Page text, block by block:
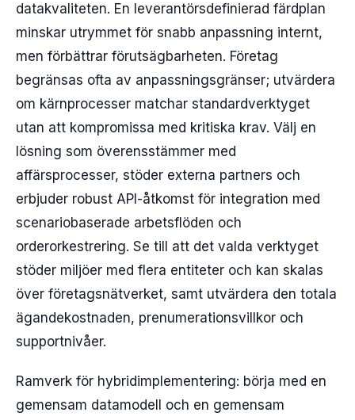
datakvaliteten. En leverantörsdefinierad färdplan
minskar utrymmet för snabb anpassning internt,
men förbättrar förutsägbarheten. Företag
begränsas ofta av anpassningsgränser; utvärdera
om kärnprocesser matchar standardverktyget
utan att kompromissa med kritiska krav. Välj en
lösning som överensstämmer med
affärsprocesser, stöder externa partners och
erbjuder robust API-åtkomst för integration med
scenariobaserade arbetsflöden och
orderorkestrering. Se till att det valda verktyget
stöder miljöer med flera entiteter och kan skalas
över företagsnätverket, samt utvärdera den totala
ägandekostnaden, prenumerationsvillkor och
supportnivåer.
Ramverk för hybridimplementering: börja med en
gemensam datamodell och en gemensam